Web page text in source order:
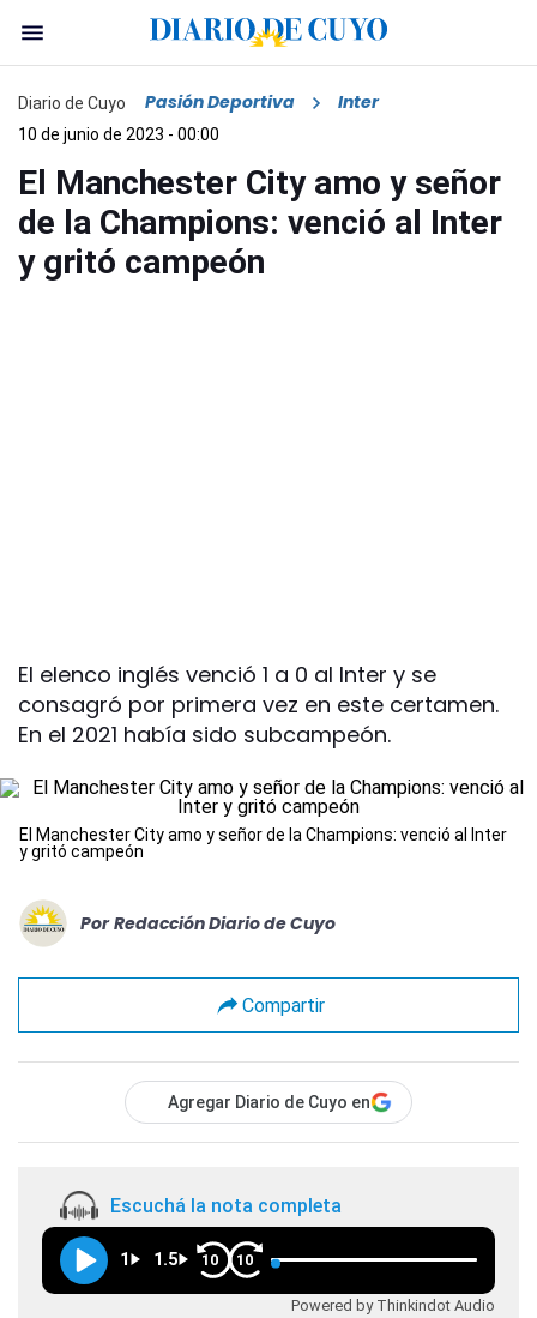
Diario de Cuyo Pasión Deportiva Inter
10 de junio de 2023 - 00:00
El Manchester City amo y señor
de la Champions: venció al Inter
y gritó campeón
El elenco inglés venció 1 a 0 al Inter y se
consagró por primera vez en este certamen.
En el 2021 había sido subcampeón.
El Manchester City amo y señor de la Champions: venció al Inter
y gritó campeón
Por Redacción Diario de Cuyo
Compartir
Agregar Diario de Cuyo en
Escuchá la nota completa
1 1.5 10 10
Powered by Thinkindot Audio